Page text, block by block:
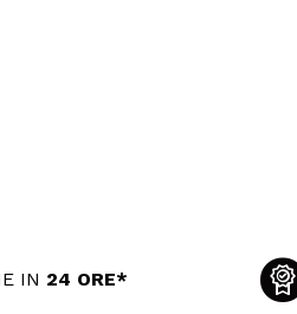
IN 24 ORE*